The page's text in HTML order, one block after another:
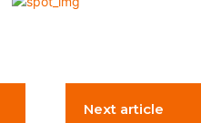
Next article